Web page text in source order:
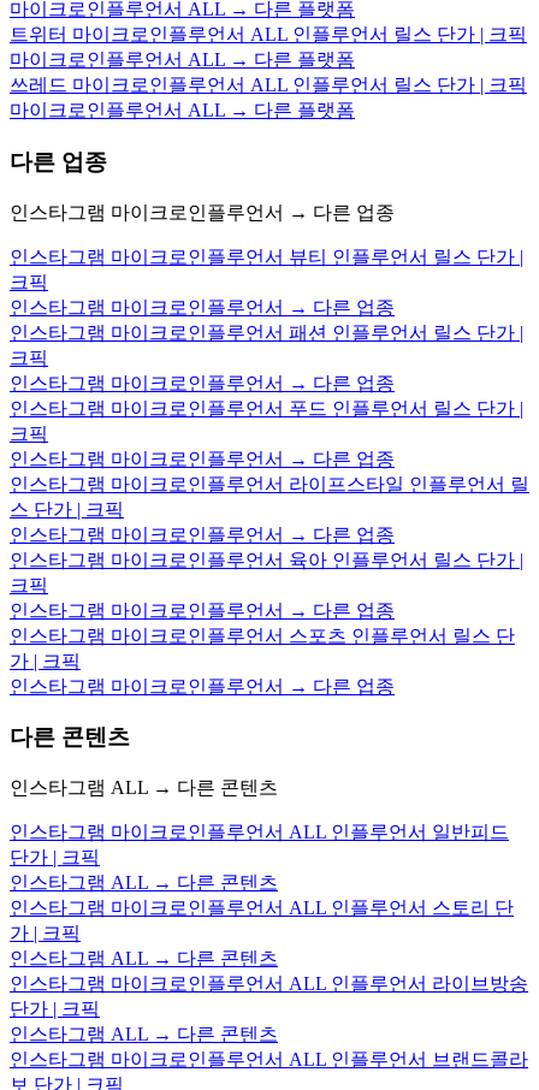
마이크로인플루언서 ALL → 다른 플랫폼
트위터 마이크로인플루언서 ALL 인플루언서 릴스 단가 | 크픽
마이크로인플루언서 ALL → 다른 플랫폼
쓰레드 마이크로인플루언서 ALL 인플루언서 릴스 단가 | 크픽
마이크로인플루언서 ALL → 다른 플랫폼
다른 업종
인스타그램 마이크로인플루언서 → 다른 업종
인스타그램 마이크로인플루언서 뷰티 인플루언서 릴스 단가 |
크픽
인스타그램 마이크로인플루언서 → 다른 업종
인스타그램 마이크로인플루언서 패션 인플루언서 릴스 단가 |
크픽
인스타그램 마이크로인플루언서 → 다른 업종
인스타그램 마이크로인플루언서 푸드 인플루언서 릴스 단가 |
크픽
인스타그램 마이크로인플루언서 → 다른 업종
인스타그램 마이크로인플루언서 라이프스타일 인플루언서 릴
스 단가 | 크픽
인스타그램 마이크로인플루언서 → 다른 업종
인스타그램 마이크로인플루언서 육아 인플루언서 릴스 단가 |
크픽
인스타그램 마이크로인플루언서 → 다른 업종
인스타그램 마이크로인플루언서 스포츠 인플루언서 릴스 단
가 | 크픽
인스타그램 마이크로인플루언서 → 다른 업종
다른 콘텐츠
인스타그램 ALL → 다른 콘텐츠
인스타그램 마이크로인플루언서 ALL 인플루언서 일반피드
단가 | 크픽
인스타그램 ALL → 다른 콘텐츠
인스타그램 마이크로인플루언서 ALL 인플루언서 스토리 단
가 | 크픽
인스타그램 ALL → 다른 콘텐츠
인스타그램 마이크로인플루언서 ALL 인플루언서 라이브방송
단가 | 크픽
인스타그램 ALL → 다른 콘텐츠
인스타그램 마이크로인플루언서 ALL 인플루언서 브랜드콜라
보 단가 | 크픽